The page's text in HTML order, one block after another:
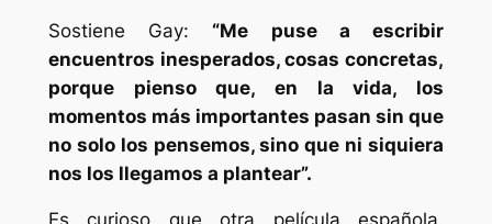
Sostiene Gay: “Me puse a escribir
encuentros inesperados, cosas concretas,
porque pienso que, en la vida, los
momentos más importantes pasan sin que
no solo los pensemos, sino que ni siquiera
nos los llegamos a plantear”.